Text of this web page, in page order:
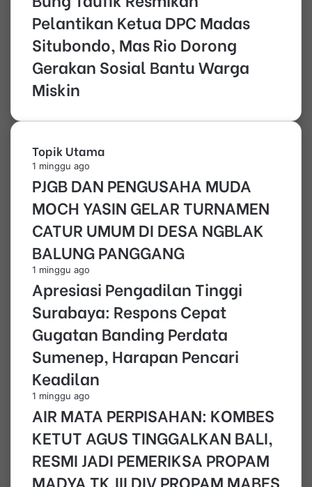
Pelantikan Ketua DPC Madas
Situbondo, Mas Rio Dorong
Gerakan Sosial Bantu Warga
Miskin
Topik Utama
1 minggu ago
PJGB DAN PENGUSAHA MUDA
MOCH YASIN GELAR TURNAMEN
CATUR UMUM DI DESA NGBLAK
BALUNG PANGGANG
1 minggu ago
Apresiasi Pengadilan Tinggi
Surabaya: Respons Cepat
Gugatan Banding Perdata
Sumenep, Harapan Pencari
Keadilan
1 minggu ago
AIR MATA PERPISAHAN: KOMBES
KETUT AGUS TINGGALKAN BALI,
RESMI JADI PEMERIKSA PROPAM
MADYA TK.III DIV PROPAM MABES